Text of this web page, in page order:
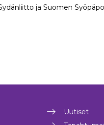
ja Suomen
Uutiset